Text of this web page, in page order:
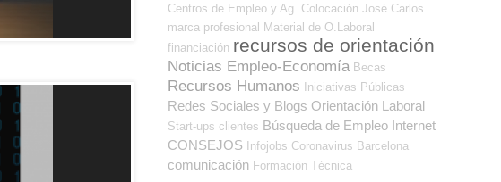
Centros de Empleo y Ag. Colocación José Carlos
marca profesional
Material de O.Laboral
financiación recursos de orientación
Noticias Empleo-Economía Becas
Recursos Humanos Iniciativas Públicas
Redes Sociales y Blogs Orientación Laboral
Start-ups clientes Búsqueda de Empleo Internet
CONSEJOS
Infojobs Coronavirus Barcelona
comunicación Formación Técnica